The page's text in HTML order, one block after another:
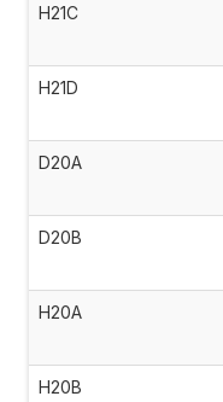
H21C
H21D
D20A
D20B
H20A
H20B